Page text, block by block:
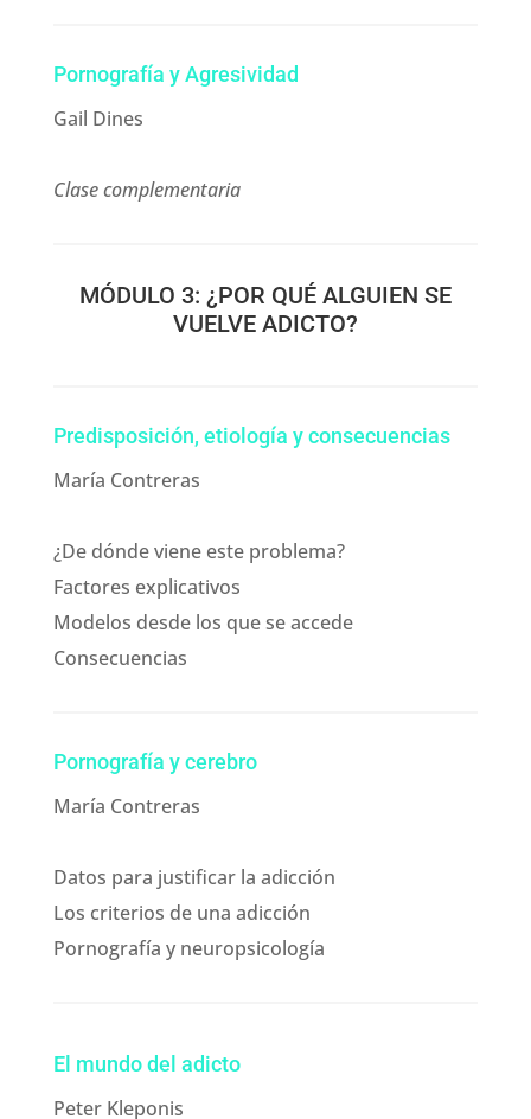
Pornografía y Agresividad
Gail Dines
Clase complementaria
MÓDULO 3: ¿POR QUÉ ALGUIEN SE
VUELVE ADICTO?
Predisposición, etiología y consecuencias
María Contreras
¿De dónde viene este problema?
Factores explicativos
Modelos desde los que se accede
Consecuencias
Pornografía y cerebro
María Contreras
Datos para justificar la adicción
Los criterios de una adicción
Pornografía y neuropsicología
El mundo del adicto
Peter Kleponis